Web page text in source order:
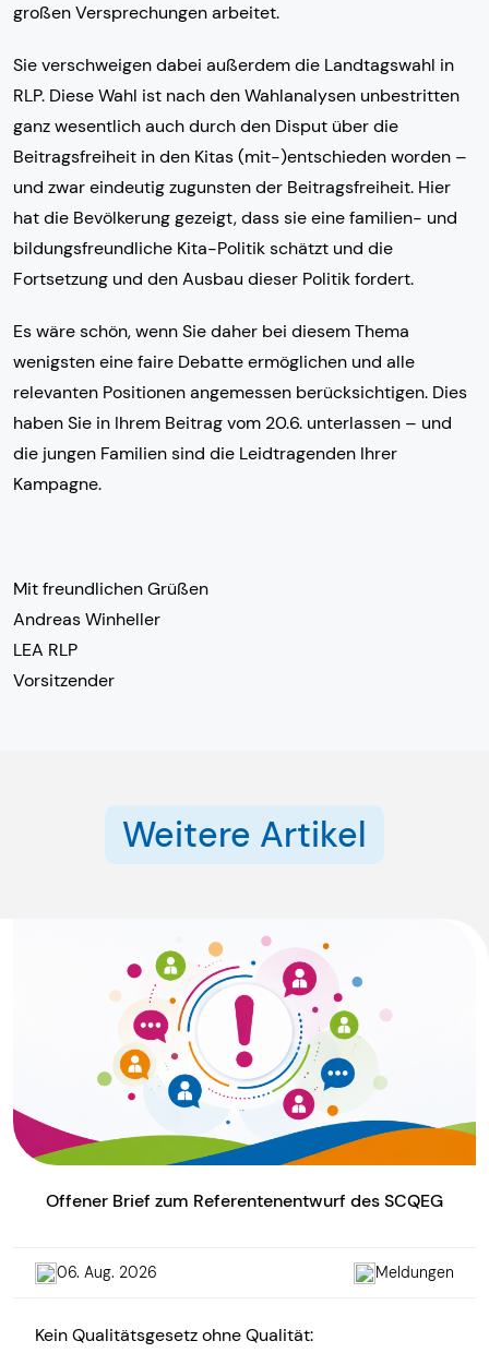
großen Versprechungen arbeitet.
Sie verschweigen dabei außerdem die Landtagswahl in
RLP. Diese Wahl ist nach den Wahlanalysen unbestritten
ganz wesentlich auch durch den Disput über die
Beitragsfreiheit in den Kitas (mit-)entschieden worden –
und zwar eindeutig zugunsten der Beitragsfreiheit. Hier
hat die Bevölkerung gezeigt, dass sie eine familien- und
bildungsfreundliche Kita-Politik schätzt und die
Fortsetzung und den Ausbau dieser Politik fordert.
Es wäre schön, wenn Sie daher bei diesem Thema
wenigsten eine faire Debatte ermöglichen und alle
relevanten Positionen angemessen berücksichtigen. Dies
haben Sie in Ihrem Beitrag vom 20.6. unterlassen – und
die jungen Familien sind die Leidtragenden Ihrer
Kampagne.
Mit freundlichen Grüßen
Andreas Winheller
LEA RLP
Vorsitzender
Weitere Artikel
Offener Brief zum Referentenentwurf des SCQEG
06. Aug. 2026 Meldungen
Kein Qualitätsgesetz ohne Qualität: